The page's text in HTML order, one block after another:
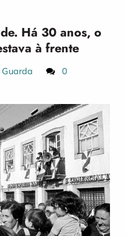
Há 30 anos, o
à frente
0